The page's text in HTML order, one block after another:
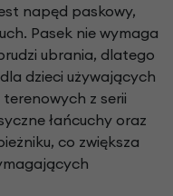
napęd paskowy,
Pasek nie wymaga
ubrania, dlatego
dzieci używających
z serii
łańcuchy oraz
co zwiększa